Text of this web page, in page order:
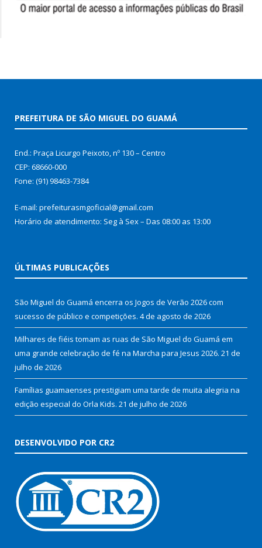
PREFEITURA DE SÃO MIGUEL DO GUAMÁ
End.: Praça Licurgo Peixoto, nº 130 – Centro
CEP: 68660-000
Fone: (91) 98463-7384
E-mail: prefeiturasmgoficial@gmail.com
Horário de atendimento: Seg à Sex – Das 08:00 as 13:00
ÚLTIMAS PUBLICAÇÕES
São Miguel do Guamá encerra os Jogos de Verão 2026 com
sucesso de público e competições. 4 de agosto de 2026
Milhares de fiéis tomam as ruas de São Miguel do Guamá em
uma grande celebração de fé na Marcha para Jesus 2026. 21 de
julho de 2026
Famílias guamaenses prestigiam uma tarde de muita alegria na
edição especial do Orla Kids. 21 de julho de 2026
DESENVOLVIDO POR CR2